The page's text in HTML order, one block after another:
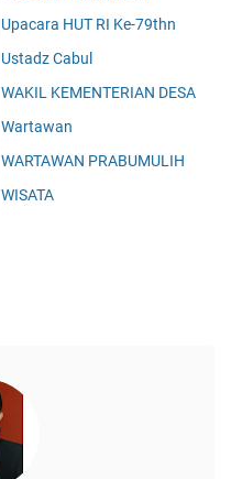
Upacara HUT RI Ke-79thn
Ustadz Cabul
WAKIL KEMENTERIAN DESA
Wartawan
WARTAWAN PRABUMULIH
WISATA